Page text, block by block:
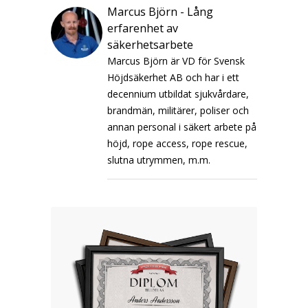
Marcus Björn - Lång
erfarenhet av
säkerhetsarbete
Marcus Björn är VD för Svensk
Höjdsäkerhet AB och har i ett
decennium utbildat sjukvårdare,
brandmän, militärer, poliser och
annan personal i säkert arbete på
höjd, rope access, rope rescue,
slutna utrymmen, m.m.